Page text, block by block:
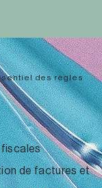
des règles
fiscales
de factures et